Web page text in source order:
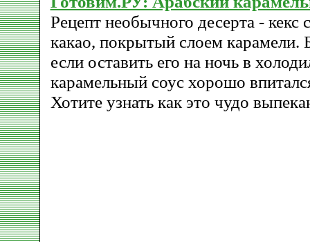
Рецепт необычного десерта - кекс
какао, покрытый слоем карамели.
если оставить его на ночь в
карамельный соус хорошо
Хотите узнать как это чудо